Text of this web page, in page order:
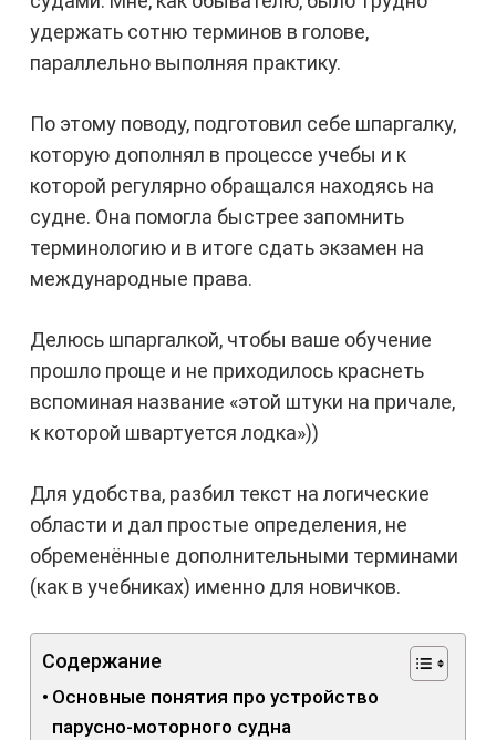
удержать сотню терминов в голове,
параллельно выполняя практику.
По этому поводу, подготовил себе шпаргалку,
которую дополнял в процессе учебы и к
которой регулярно обращался находясь на
судне. Она помогла быстрее запомнить
терминологию и в итоге сдать экзамен на
международные права.
Делюсь шпаргалкой, чтобы ваше обучение
прошло проще и не приходилось краснеть
вспоминая название «этой штуки на причале,
к которой швартуется лодка»))
Для удобства, разбил текст на логические
области и дал простые определения, не
обременённые дополнительными терминами
(как в учебниках) именно для новичков.
Содержание
Основные понятия про устройство
парусно-моторного судна